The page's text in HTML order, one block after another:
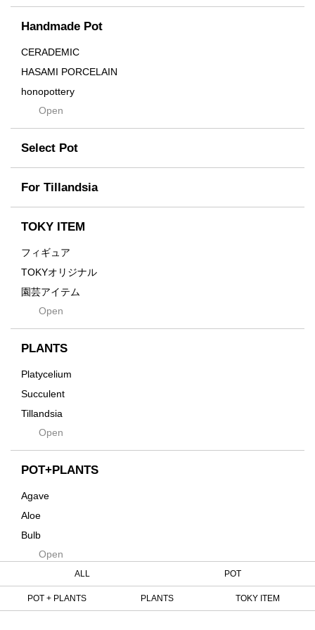
Cream
Crown
Distortion
Drop
DUNE
Flames
For
Former
Fused
Earth
emeth
Enhance
Grid
Innocence
Kodama
Native
Progress
Quartz
RAKU
Rock
Handmade Pot
CERADEMIC
HASAMI PORCELAIN
honopottery
nocturne
tamanhayat
TETSUYA OZAWA
Scratch
Takehiro Ito
Yuya Iha
Open
Select Pot
For Tillandsia
TOKY ITEM
フィギュア
TOKYオリジナル
園芸アイテム
土・化粧石・活力剤
インテリア・デザイン雑貨
Tシャツ・バッグ
その他
Open
PLANTS
Platycelium
Succulent
Tillandsia
SeedsOpen
POT+PLANTS
Agave
Aloe
Bulb
Cactus
Cycas
Euphorbia
Open
ALL POT
POT + PLANTS PLANTS TOKY ITEM